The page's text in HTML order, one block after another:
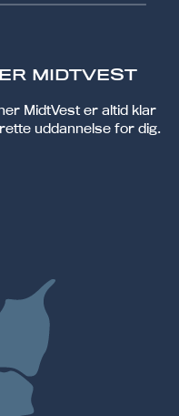
MIDTVEST
MidtVest er altid klar
uddannelse for dig.